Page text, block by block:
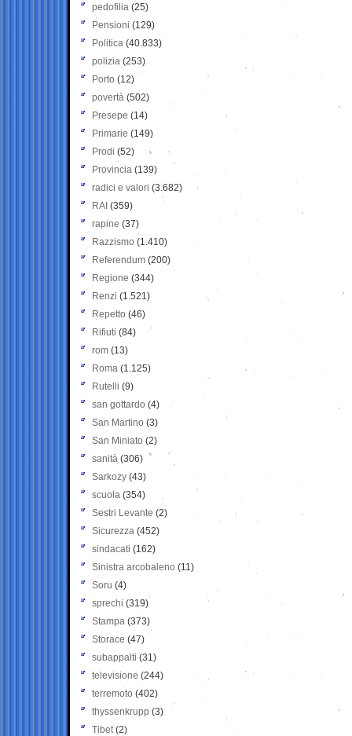
pedofilia (25)
Pensioni (129)
Politica (40.833)
polizia (253)
Porto (12)
povertà (502)
Presepe (14)
Primarie (149)
Prodi (52)
Provincia (139)
radici e valori (3.682)
RAI (359)
rapine (37)
Razzismo (1.410)
Referendum (200)
Regione (344)
Renzi (1.521)
Repetto (46)
Rifiuti (84)
rom (13)
Roma (1.125)
Rutelli (9)
san gottardo (4)
San Martino (3)
San Miniato (2)
sanità (306)
Sarkozy (43)
scuola (354)
Sestri Levante (2)
Sicurezza (452)
sindacati (162)
Sinistra arcobaleno (11)
Soru (4)
sprechi (319)
Stampa (373)
Storace (47)
subappalti (31)
televisione(244)
terremoto (402)
thyssenkrupp (3)
Tibet(2)